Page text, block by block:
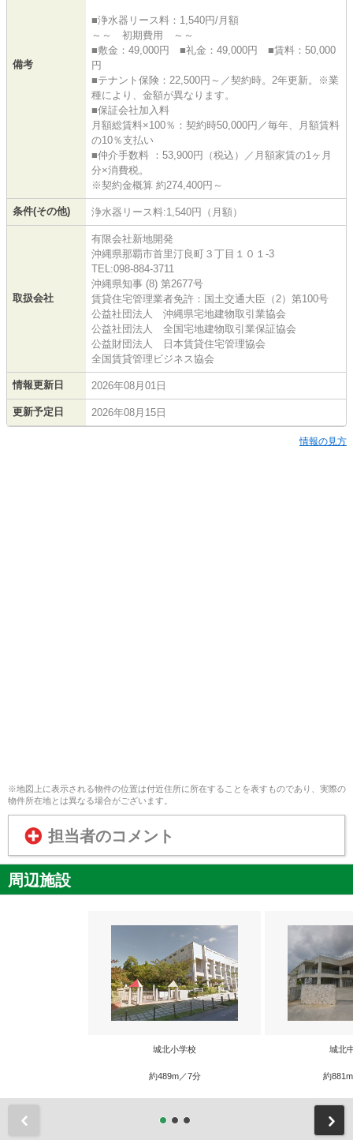
備考
■浄水器リース料：1,540円/月額
～～ 初期費用 ～～
■敷金：49,000円 ■礼金：49,000円 ■賃料：50,000
円
■テナント保険：22,500円～／契約時。2年更新。※業
種により、金額が異なります。
■保証会社加入料
月額総賃料×100％：契約時50,000円／毎年、月額賃料
の10％支払い
■仲介手数料 ：53,900円（税込）／月額家賃の1ヶ月
分×消費税。
※契約金概算 約274,400円～
条件(その他) 浄水器リース料:1,540円（月額）
取扱会社
有限会社新地開発
沖縄県那覇市首里汀良町３丁目１０１-3
TEL:098-884-3711
沖縄県知事 (8) 第2677号
賃貸住宅管理業者免許：国土交通大臣（2）第100号
公益社団法人 沖縄県宅地建物取引業協会
公益社団法人 全国宅地建物取引業保証協会
公益財団法人 日本賃貸住宅管理協会
全国賃貸管理ビジネス協会
情報更新日 2026年08月01日
更新予定日 2026年08月15日
情報の見方
※地図上に表示される物件の位置は付近住所に所在することを表すものであり、実際の
物件所在地とは異なる場合がございます。
担当者のコメント
周辺施設
城北小学校
約489m／7分
城北
約